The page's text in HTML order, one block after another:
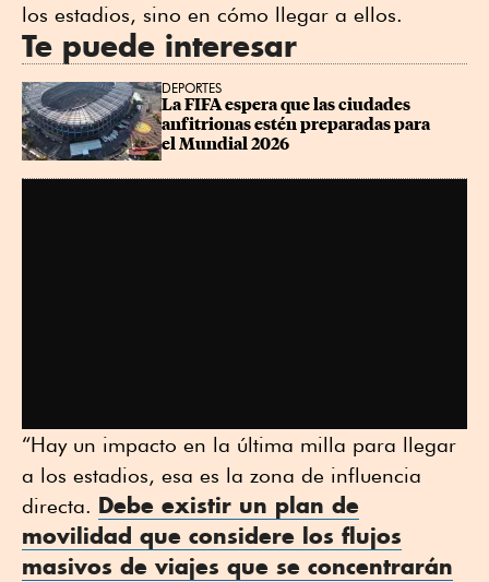
los estadios, sino en cómo llegar a ellos.
Te puede interesar
DEPORTES
La FIFA espera que las ciudades
anfitrionas estén preparadas para
el Mundial 2026
“Hay un impacto en la última milla para llegar
a los estadios, esa es la zona de influencia
directa. Debe existir un plan de
movilidad que considere los flujos
masivos de viajes que se concentrarán